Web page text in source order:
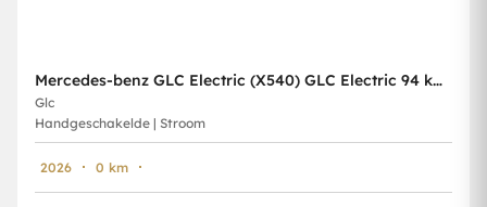
Mercedes-benz GLC Electric (X540) GLC Electric 94 kWh 400 4-Matic AMG Line
Glc
Handgeschakelde | Stroom
2026 0 km